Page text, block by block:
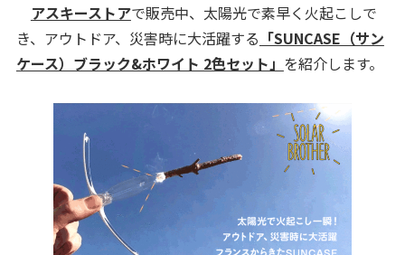
アスキーストアで販売中、太陽光で素早く火起こしで
き、アウトドア、災害時に大活躍する 「SUNCASE（サン
ケース）ブラック&ホワイト 2色セット」 を紹介します。